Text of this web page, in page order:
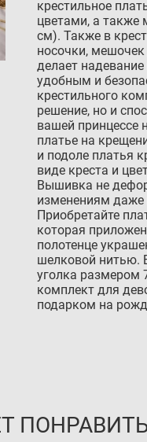
крестильное
цветами, а также
см). Также в
носочки,
делает
удобным и
крестильного
решение, но и
вашей принцессе
платье на
и подоле платья
виде креста и
Вышивка не
изменениям даже
Приобретайте
которая
полотенце
шелковой нитью.
уголка размером
комплект для
подарком на